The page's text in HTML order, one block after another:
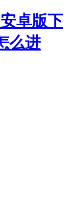
卓版下
么进